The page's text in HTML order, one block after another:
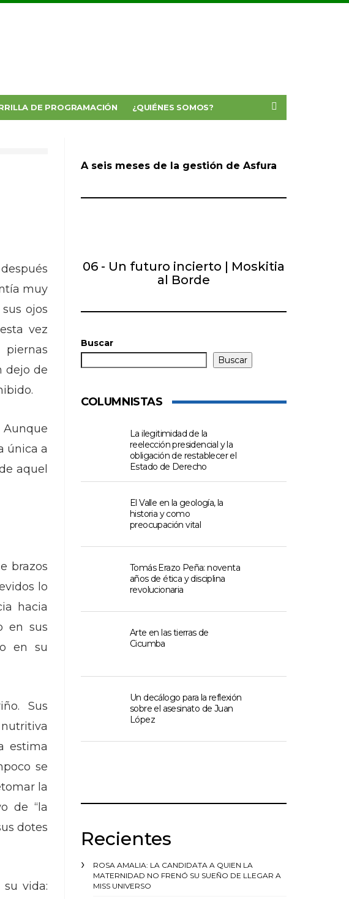
DE PROGRAMACIÓN ¿QUIÉNES SOMOS?
muy
ojos
vez
dejo de
única a
aquel
brazos
lo
hacia
en sus
en su
Sus
estima
se
la
de “la
dotes
vida:
A seis meses de la gestión de Asfura
06 - Un futuro incierto | Moskitia
al Borde
Buscar
Buscar
COLUMNISTAS
La ilegitimidad de la
reelección presidencial y la
obligación de restablecer el
Estado de Derecho
El Valle en la geología, la
historia y como
preocupación vital
Tomás Erazo Peña: noventa
años de ética y disciplina
revolucionaria
Arte en las tierras de
Cicumba
Un decálogo para la reflexión
sobre el asesinato de Juan
López
Recientes
ROSA AMALIA: LA CANDIDATA A QUIEN LA
MATERNIDAD NO FRENÓ SU SUEÑO DE LLEGAR A
MISS UNIVERSO